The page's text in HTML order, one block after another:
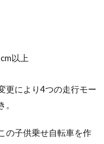
以上
更により4つの走行モー
の子供乗せ自転車を作